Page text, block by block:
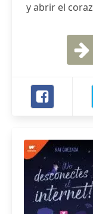
y abrir el